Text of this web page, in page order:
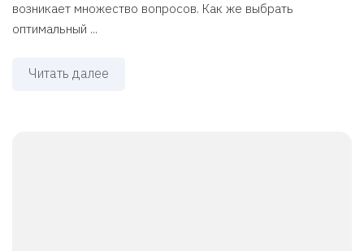
возникает множество вопросов. Как же выбрать
оптимальный ...
Читать далее